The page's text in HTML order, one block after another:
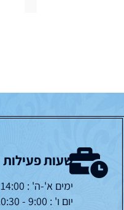
שעות פעילות
ימים א'-ה' : 14:00 - 19:00
יום ו' : 9:00 - 10:30